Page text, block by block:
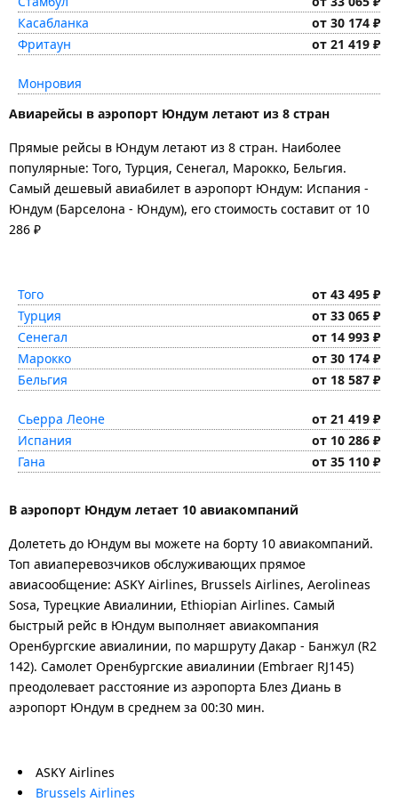
Касабланка
от 30 174 ₽
Фритаун
от 21 419 ₽
Монровия
Авиарейсы в аэропорт Юндум летают из 8 стран
Прямые рейсы в Юндум летают из 8 стран. Наиболее
популярные: Того, Турция, Сенегал, Марокко, Бельгия.
Самый дешевый авиабилет в аэропорт Юндум: Испания -
Юндум (Барселона - Юндум), его стоимость составит от 10
286 ₽
Того
от 43 495 ₽
Турция
от 33 065 ₽
Сенегал
от 14 993 ₽
Марокко
от 30 174 ₽
Бельгия
от 18 587 ₽
Сьерра Леоне
от 21 419 ₽
Испания
от 10 286 ₽
Гана
от 35 110 ₽
В аэропорт Юндум летает 10 авиакомпаний
Долететь до Юндум вы можете на борту 10 авиакомпаний.
Топ авиаперевозчиков обслуживающих прямое
авиасообщение: ASKY Airlines, Brussels Airlines, Aerolineas
Sosa, Турецкие Авиалинии, Ethiopian Airlines. Самый
быстрый рейс в Юндум выполняет авиакомпания
Оренбургские авиалинии, по маршруту Дакар - Банжул (R2
142). Самолет Оренбургские авиалинии (Embraer RJ145)
преодолевает расстояние из аэропорта Блез Диань в
аэропорт Юндум в среднем за 00:30 мин.
ASKY Airlines
Brussels Airlines